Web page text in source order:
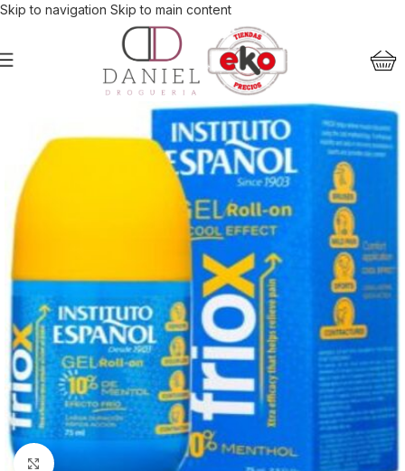
Skip to navigation Skip to main content
Haga Click para agrandar